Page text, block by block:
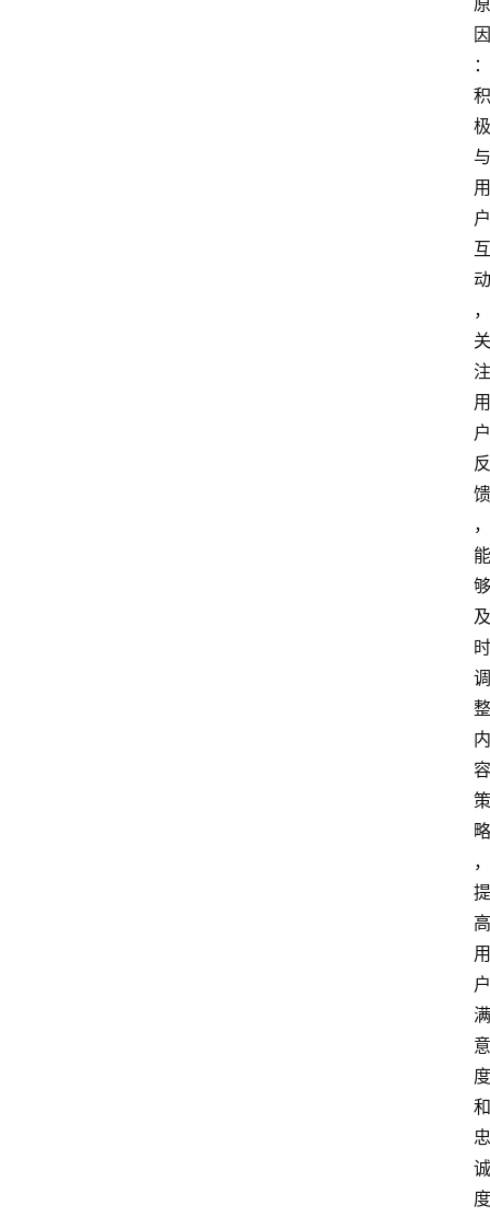
因
：
积
极
与
用
户
互
动
，
关
注
用
户
反
馈
，
能
够
及
时
调
整
内
容
策
略
，
提
高
用
户
满
意
度
和
忠
诚
度